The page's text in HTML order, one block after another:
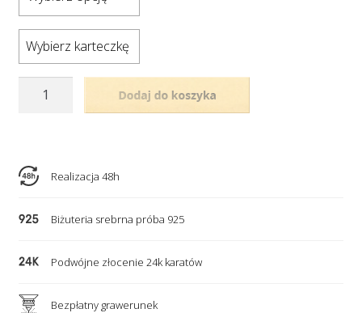
Wybierz karteczkę
personalizowane
serce
róża
Produkt chwilowo
niedostępny
Realizacja 48h
Biżuteria srebrna próba 925
Podwójne złocenie 24k karatów
Bezpłatny grawerunek